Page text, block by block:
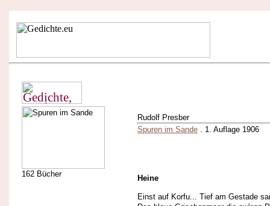
162 Bücher
Rudolf Presber
Spuren im Sande . 1. Auflage 1906
Heine
Einst auf Korfu... Tief am Gestade